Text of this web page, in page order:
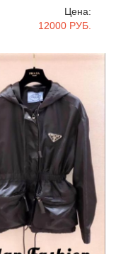
Цена:
12000 РУБ.